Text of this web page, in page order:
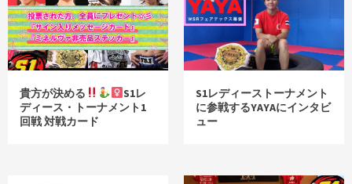
貴方が決める
S1レ
ディース・トーナメント1
回戦 対戦カード
S1レディーストーナメント
に参戦するYAYAにインタビ
ュー